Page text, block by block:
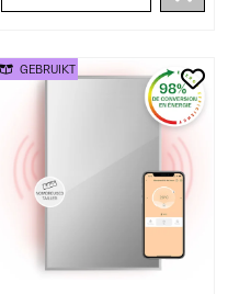
GEBRUIKT